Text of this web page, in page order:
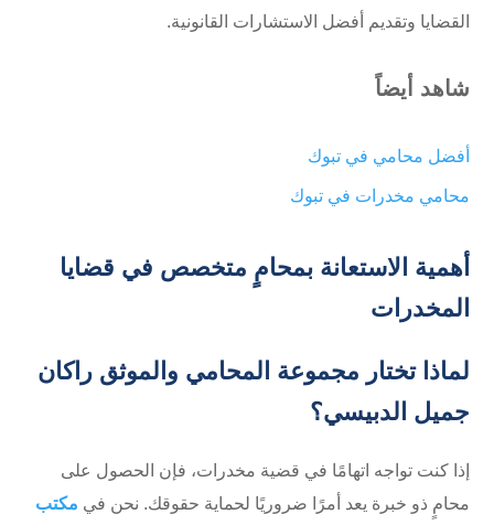
القضايا وتقديم أفضل الاستشارات القانونية.
شاهد أيضاً
أفضل محامي في تبوك
محامي مخدرات في تبوك
أهمية الاستعانة بمحامٍ متخصص في قضايا
المخدرات
لماذا تختار مجموعة المحامي والموثق راكان
جميل الدبيسي؟
إذا كنت تواجه اتهامًا في قضية مخدرات، فإن الحصول على
محامٍ ذو خبرة يعد أمرًا ضروريًا لحماية حقوقك. نحن في مكتب